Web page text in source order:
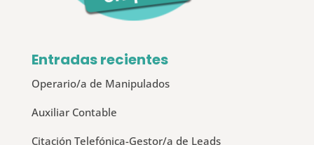
Entradas recientes
Operario/a de Manipulados
Auxiliar Contable
Citación Telefónica-Gestor/a de Leads